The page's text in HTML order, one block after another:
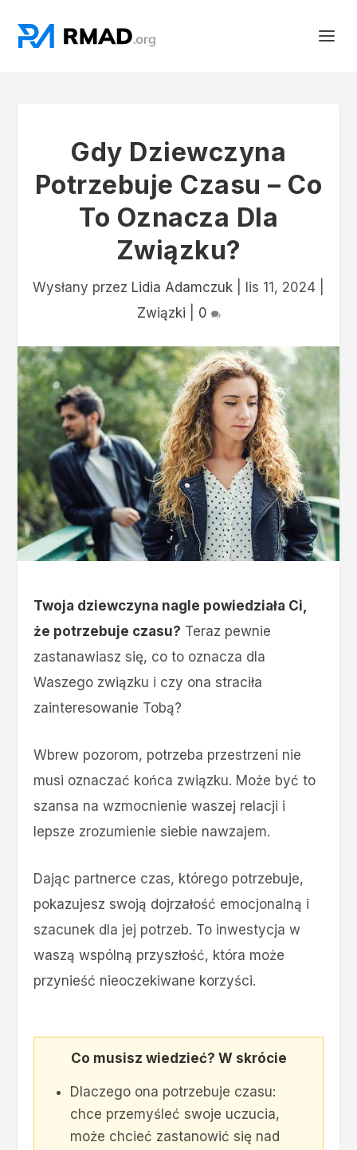
Gdy Dziewczyna
Potrzebuje Czasu – Co
To Oznacza Dla
Związku?
Wysłany przez Lidia Adamczuk lis 11, 2024
Związki
0
Twoja dziewczyna nagle powiedziała Ci,
że potrzebuje czasu? Teraz pewnie
zastanawiasz się, co to oznacza dla
Waszego związku i czy ona straciła
zainteresowanie Tobą?
Wbrew pozorom, potrzeba przestrzeni nie
musi oznaczać końca związku. Może być to
szansa na wzmocnienie waszej relacji i
lepsze zrozumienie siebie nawzajem.
Dając partnerce czas, którego potrzebuje,
pokazujesz swoją dojrzałość emocjonalną i
szacunek dla jej potrzeb. To inwestycja w
waszą wspólną przyszłość, która może
przynieść nieoczekiwane korzyści.
Co musisz wiedzieć? W skrócie
Dlaczego ona potrzebuje czasu:
chce przemyśleć swoje uczucia,
może chcieć zastanowić się nad